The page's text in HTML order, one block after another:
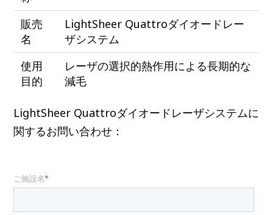
販売
名
LightSheer Quattroダイオードレー
ザシステム
使用
目的
レーザの選択的熱作用による長期的な
減毛
LightSheer Quattroダイオードレーザシステムに
関するお問い合わせ：